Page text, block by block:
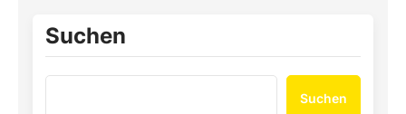
Suchen
Suchen